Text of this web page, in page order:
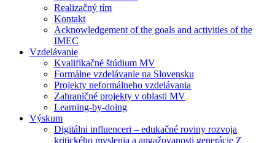
Realizačný tím
Kontakt
Acknowledgement of the goals and activities of the
IMEC
Vzdelávanie
Kvalifikačné štúdium MV
Formálne vzdelávanie na Slovensku
Projekty neformálneho vzdelávania
Zahraničné projekty v oblasti MV
Learning-by-doing
Výskum
Digitálni influenceri – edukačné roviny rozvoja
kritického myslenia a angažovanosti generácie Z